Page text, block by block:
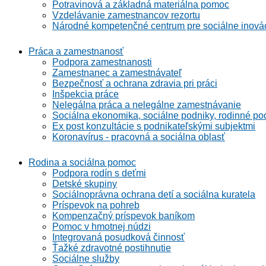
Potravinová a základná materiálna pomoc
Vzdelávanie zamestnancov rezortu
Národné kompetenčné centrum pre sociálne
Práca a zamestnanosť
Podpora zamestnanosti
Zamestnanec a zamestnávateľ
Bezpečnosť a ochrana zdravia pri práci
Inšpekcia práce
Nelegálna práca a nelegálne zamestnávanie
Sociálna ekonomika, sociálne podniky, rodinné
Ex post konzultácie s podnikateľskými subjektmi
Koronavírus - pracovná a sociálna oblasť
Rodina a sociálna pomoc
Podpora rodín s deťmi
Detské skupiny
Sociálnoprávna ochrana detí a sociálna kuratela
Príspevok na pohreb
Kompenzačný príspevok baníkom
Pomoc v hmotnej núdzi
Integrovaná posudková činnosť
Ťažké zdravotné postihnutie
Sociálne služby